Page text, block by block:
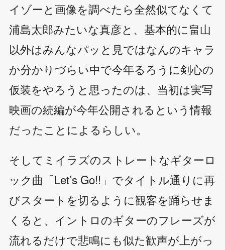
イゾーと画像を調べたら全然似てなくて
浦島太郎みたいな真彦と、基本的に畠山
以外はみんなパッと見ではなんのキャラ
か分かりづらい中で今年るろうに剣心の
仮装をやろうと思ったのは、当初は実写
映画の続編が今年公開されるという情報
だったことによるらしい。
そしてミイラズのストレートなギターロ
ック曲「Let’s Go!!」でタイトル通りに再
びスタートを切るように観客を踊らせま
くると、イントロのギターのフレーズが
流れるだけで悲鳴にも似た歓声が上がっ